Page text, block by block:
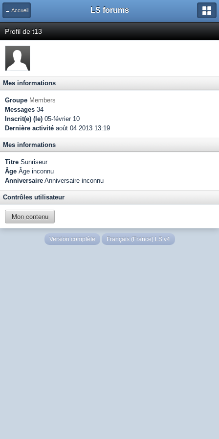
← Accueil LS forums
Profil de t13
Mes informations
Groupe Members
Messages 34
Inscrit(e) (le) 05-février 10
Dernière activité août 04 2013 13:19
Mes informations
Titre Sunriseur
Âge Âge inconnu
Anniversaire Anniversaire inconnu
Contrôles utilisateur
Mon contenu
Version complète Français (France) LS v4